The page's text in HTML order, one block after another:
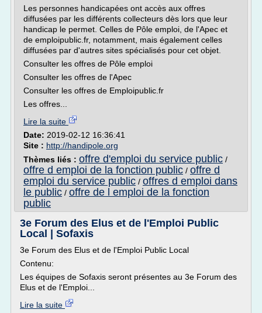
Les personnes handicapées ont accès aux offres
diffusées par les différents collecteurs dès lors que leur
handicap le permet. Celles de Pôle emploi, de l'Apec et
de emploipublic.fr, notamment, mais également celles
diffusées par d'autres sites spécialisés pour cet objet.
Consulter les offres de Pôle emploi
Consulter les offres de l'Apec
Consulter les offres de Emploipublic.fr
Les offres...
Lire la suite
Date: 2019-02-12 16:36:41
Site : http://handipole.org
Thèmes liés : offre d'emploi du service public /
offre d emploi de la fonction public / offre d
emploi du service public / offres d emploi dans
le public / offre de l emploi de la fonction
public
3e Forum des Elus et de l'Emploi Public
Local | Sofaxis
3e Forum des Elus et de l'Emploi Public Local
Contenu:
Les équipes de Sofaxis seront présentes au 3e Forum des
Elus et de l'Emploi...
Lire la suite